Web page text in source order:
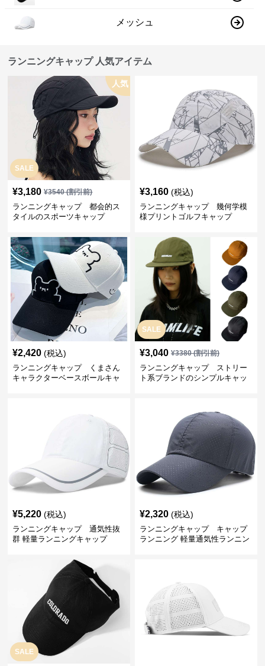
メッシュ
ランニングキャップ 人気アイテム
SALE
人気
¥3,180 ¥3540(割引前)
ランニングキャップ 都会的ス
タイルのスポーツキャップ
¥3,160 (税込)
ランニングキャップ 幾何学模
様プリントゴルフキャップ
¥2,420 (税込)
ランニングキャップ くまさん
キャラクターベースボールキャ
SALE
¥3,040 ¥3380(割引前)
ランニングキャップ ストリー
ト系ブランドのシンプルキャッ
¥5,220 (税込)
ランニングキャップ 通気性抜
群 軽量ランニングキャップ
¥2,320 (税込)
ランニングキャップ キャップ
ランニング 軽量通気性ランニン
SALE